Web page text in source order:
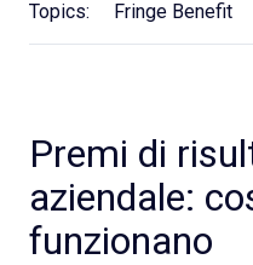
Topics: Fringe Benefit
Premi di
aziendale:
funzionano